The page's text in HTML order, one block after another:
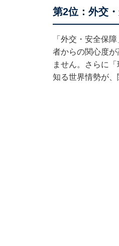
第2位：外交
「外交・安全保
者からの関心度
ません。さらに
知る世界情勢が、